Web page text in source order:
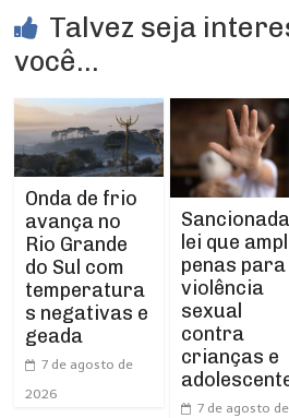
Talvez seja
você...
Onda de frio
avança no
Rio Grande
do Sul com
temperatura
s negativas e
geada
7 de agosto de
2026
Sancionada
lei que
penas para
violência
sexual
contra
crianças e
7 de agosto de